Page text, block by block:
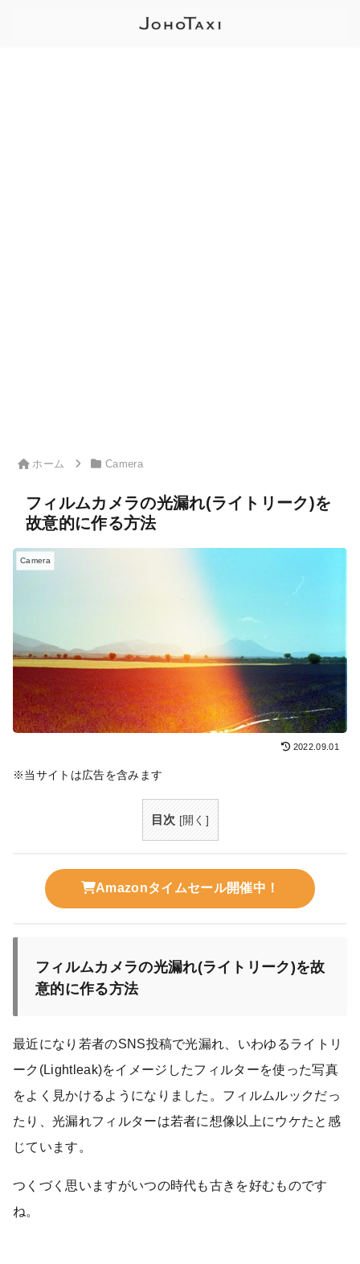
ホーム Camera
フィルムカメラの光漏れ(ライトリーク)を
故意的に作る方法
Camera
2022.09.01
※当サイトは広告を含みます
目次 [開く ]
Amazonタイムセール開催中！
フィルムカメラの光漏れ(ライトリーク)を故
意的に作る方法
最近になり若者のSNS投稿で光漏れ、いわゆるライトリ
ーク(Lightleak)をイメージしたフィルターを使った写真
をよく見かけるようになりました。フィルムルックだっ
たり、光漏れフィルターは若者に想像以上にウケたと感
じています。
つくづく思いますがいつの時代も古きを好むものです
ね。